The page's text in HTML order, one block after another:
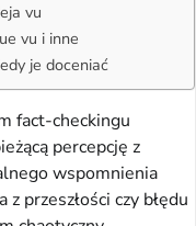
vu
vu i inne
je doceniać
fact-checkingu
percepcję z
wspomnienia
przeszłości czy błędu